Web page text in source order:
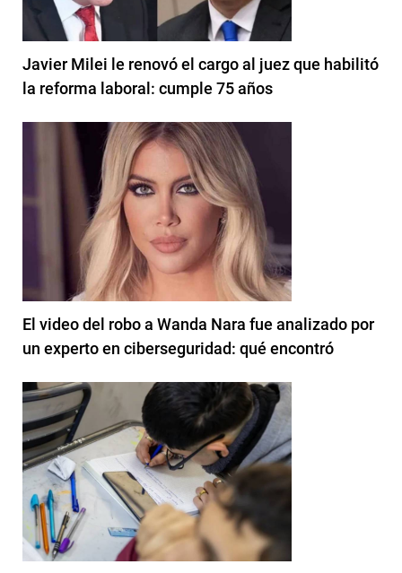
Javier Milei le renovó el cargo al juez que habilitó
la reforma laboral: cumple 75 años
El video del robo a Wanda Nara fue analizado por
un experto en ciberseguridad: qué encontró